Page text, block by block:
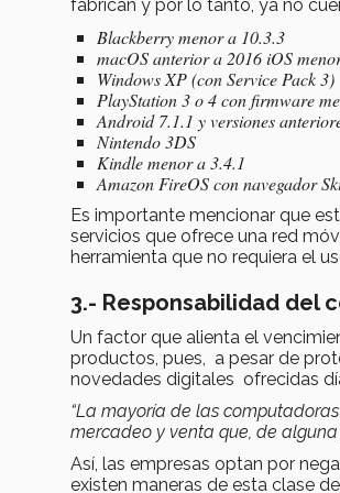
fabrican y por lo tanto, ya no
Blackberry menor a 10.3.3
macOS anterior a 2016 iOS
Windows XP (con Service Pack 3)
PlayStation 3 o 4 con firmware
Android 7.1.1 y versiones
Nintendo 3DS
Kindle menor a 3.4.1
Amazon FireOS con navegador
Es importante mencionar que
servicios que ofrece una red
herramienta que no requiera el
3.- Responsabilidad del
Un factor que alienta el
productos, pues, a pesar de
novedades digitales ofrecidas
“La mayoría de las
mercadeo y venta que, de
Así, las empresas optan por
existen maneras de esta clase